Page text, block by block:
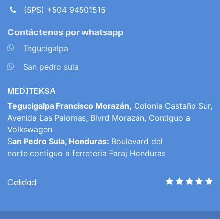
(SPS) +504 94501515
Contáctenos por whatsapp
Tegucigalpa
San pedro sula
MEDITEKSA
Tegucigalpa Francisco Morazán, Colonia Castaño Sur,
Avenida Las Palomas, Blvrd Morazán, Contiguo a
Volkswagen
San Pedro Sula, Honduras: Boulevard del
norte contiguo a ferreteria Faraj Honduras
Calidad